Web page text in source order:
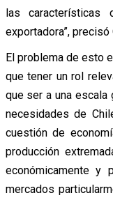
las características
exportadora”, precisó
El problema de esto
que tener un rol
que ser a una escala
necesidades de
cuestión de
producción
económicamente y
mercados